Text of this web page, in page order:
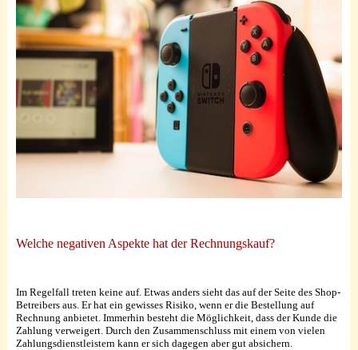
Welche negativen Aspekte hat der Rechnungskauf?
Im Regelfall treten keine auf. Etwas anders sieht das auf der Seite des Shop-
Betreibers aus. Er hat ein gewisses Risiko, wenn er die Bestellung auf
Rechnung anbietet. Immerhin besteht die Möglichkeit, dass der Kunde die
Zahlung verweigert. Durch den Zusammenschluss mit einem von vielen
Zahlungsdienstleistern kann er sich dagegen aber gut absichern.